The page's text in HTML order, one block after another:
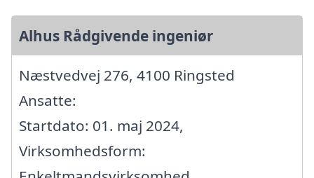
Alhus Rådgivende ingeniør
Næstvedvej 276, 4100 Ringsted
Ansatte:
Startdato: 01. maj 2024,
Virksomhedsform: